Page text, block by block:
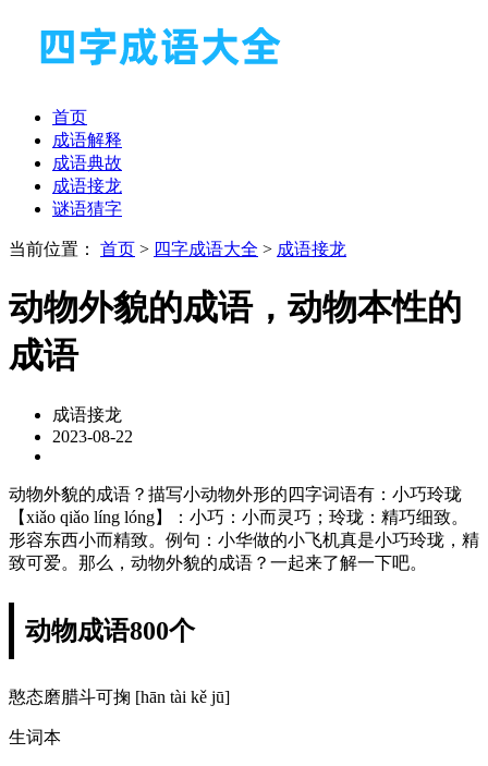
首页
成语解释
成语典故
成语接龙
谜语猜字
当前位置： 首页 > 四字成语大全 > 成语接龙
动物外貌的成语，动物本性的
成语
成语接龙
2023-08-22
动物外貌的成语？描写小动物外形的四字词语有：小巧玲珑
【xiǎo qiǎo líng lóng】：小巧：小而灵巧；玲珑：精巧细致。
形容东西小而精致。例句：小华做的小飞机真是小巧玲珑，精
致可爱。那么，动物外貌的成语？一起来了解一下吧。
动物成语800个
憨态磨腊斗可掬 [hān tài kě jū]
生词本